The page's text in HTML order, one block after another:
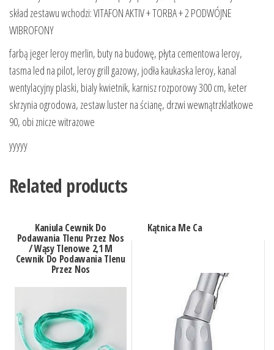
skład zestawu wchodzi: VITAFON AKTIV + TORBA + 2 PODWÓJNE
WIBROFONY
farbą jeger leroy merlin, buty na budowę, płyta cementowa leroy,
tasma led na pilot, leroy grill gazowy, jodła kaukaska leroy, kanal
wentylacyjny plaski, bialy kwietnik, karnisz rozporowy 300 cm, keter
skrzynia ogrodowa, zestaw luster na ścianę, drzwi wewnątrzklatkowe
90, obi znicze witrazowe
yyyyy
Related products
Kaniula Cewnik Do
Podawania Tlenu Przez Nos
/ Wąsy Tlenowe 2,1 M
Cewnik Do Podawania Tlenu
Przez Nos
Kątnica Me Ca